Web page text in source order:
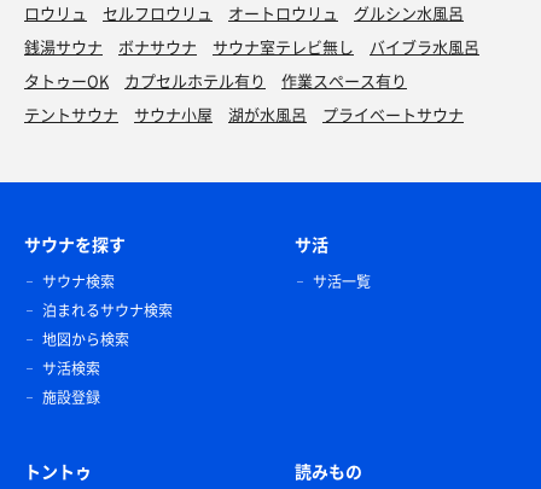
ロウリュ セルフロウリュ オートロウリュ
グルシン水風呂
銭湯サウナ
ボナサウナ サウナ室テレビ無し
バイブラ水風呂
タトゥーOK
カプセルホテル有り
作業スペース有り
テントサウナ
サウナ小屋 湖が水風呂 プライベートサウナ
サウナを探す
サウナ検索
泊まれるサウナ検索
地図から検索
サ活検索
施設登録
サ活
サ活一覧
トントゥ 読みもの